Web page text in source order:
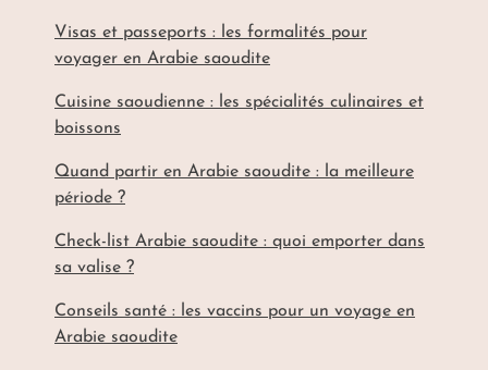
Visas et passeports : les formalités pour
voyager en Arabie saoudite
Cuisine saoudienne : les spécialités culinaires et
boissons
Quand partir en Arabie saoudite : la meilleure
période ?
Check-list Arabie saoudite : quoi emporter dans
sa valise ?
Conseils santé : les vaccins pour un voyage en
Arabie saoudite